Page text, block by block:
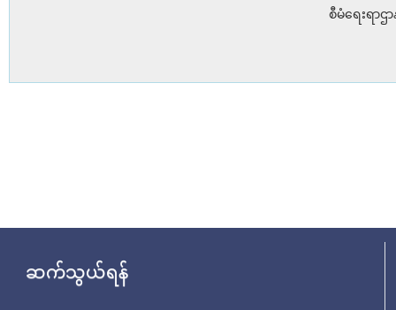
စီမံရေးရာဌ
ဆက်သွယ်ရန်